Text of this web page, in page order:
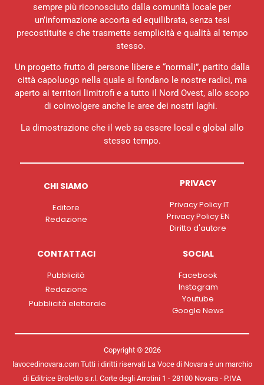
sempre più riconosciuto dalla comunità locale per
un’informazione accorta ed equilibrata, senza tesi
precostituite e che trasmette semplicità e qualità al tempo
stesso.
Un progetto frutto di persone libere e “normali”, partito dalla
città capoluogo nella quale si fondano le nostre radici, ma
aperto ai territori limitrofi e a tutto il Nord Ovest, allo scopo
di coinvolgere anche le aree dei nostri laghi.
La dimostrazione che il web sa essere local e global allo
stesso tempo.
CHI SIAMO
Editore
Redazione
PRIVACY
Privacy Policy IT
Privacy Policy EN
Diritto d'autore
CONTATTACI
Pubblicità
Redazione
Pubblicità elettorale
SOCIAL
Facebook
Instagram
Youtube
Google News
Copyright © 2026
lavocedinovara.com Tutti i diritti riservati La Voce di Novara è un marchio
di Editrice Broletto s.r.l. Corte degli Arrotini 1 - 28100 Novara - P.IVA